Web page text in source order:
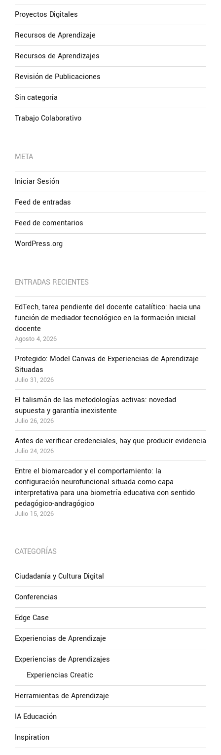
Proyectos Digitales
Recursos de Aprendizaje
Recursos de Aprendizajes
Revisión de Publicaciones
Sin categoría
Trabajo Colaborativo
META
Iniciar Sesión
Feed de entradas
Feed de comentarios
WordPress.org
ENTRADAS RECIENTES
EdTech, tarea pendiente del docente catalítico: hacia una
función de mediador tecnológico en la formación inicial
docente
Agosto 4, 2026
Protegido: Model Canvas de Experiencias de Aprendizaje
Situadas
Julio 31, 2026
El talismán de las metodologías activas: novedad
supuesta y garantía inexistente
Julio 26, 2026
Antes de verificar credenciales, hay que producir evidencia
Julio 24, 2026
Entre el biomarcador y el comportamiento: la
configuración neurofuncional situada como capa
interpretativa para una biometría educativa con sentido
pedagógico-andragógico
Julio 15, 2026
CATEGORÍAS
Ciudadanía y Cultura Digital
Conferencias
Edge Case
Experiencias de Aprendizaje
Experiencias de Aprendizajes
Experiencias Creatic
Herramientas de Aprendizaje
IA Educación
Inspiration